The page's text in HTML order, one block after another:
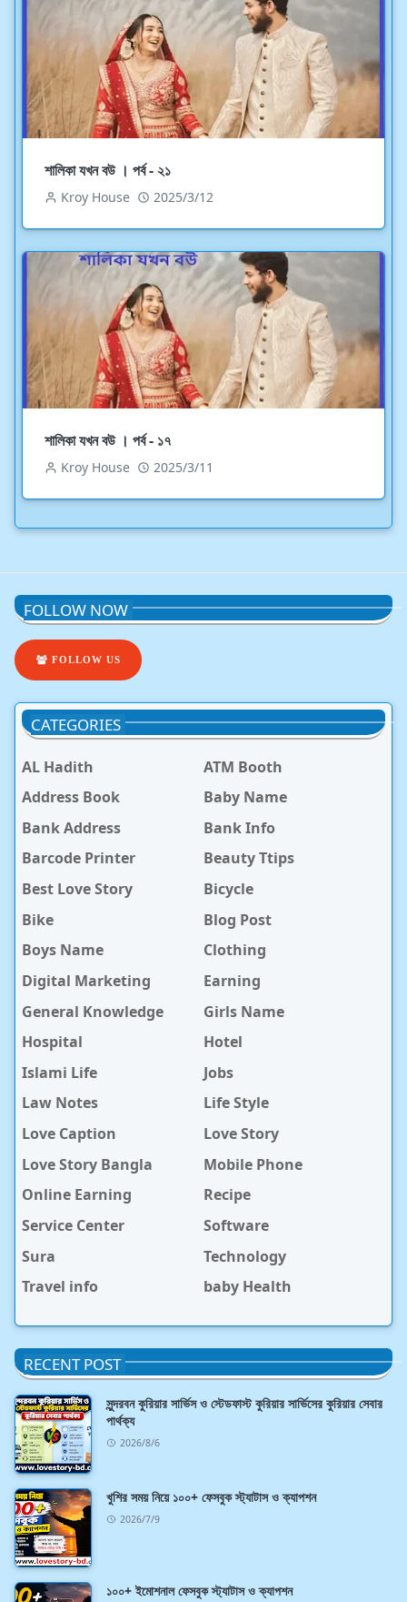
শালিকা যখন বউ । পর্ব - ২১
Kroy House 2025/3/12
শালিকা যখন বউ । পর্ব - ১৭
Kroy House 2025/3/11
FOLLOW NOW
FOLLOW US
CATEGORIES
AL Hadith
ATM Booth
Address Book
Baby Name
Bank Address
Bank Info
Barcode Printer
Beauty Ttips
Best Love Story
Bicycle
Bike
Blog Post
Boys Name
Clothing
Digital Marketing
Earning
General Knowledge
Girls Name
Hospital
Hotel
Islami Life
Jobs
Law Notes
Life Style
Love Caption
Love Story
Love Story Bangla
Mobile Phone
Online Earning
Recipe
Service Center
Software
Sura
Technology
Travel info
baby Health
RECENT POST
সুন্দরবন কুরিয়ার সার্ভিস ও স্টেডফাস্ট কুরিয়ার সার্ভিসের কুরিয়ার সেবার
পার্থক্য
2026/8/6
খুশির সময় নিয়ে ১০০+ ফেসবুক স্ট্যাটাস ও ক্যাপশন
2026/7/9
১০০+ ইমোশনাল ফেসবুক স্ট্যাটাস ও ক্যাপশন